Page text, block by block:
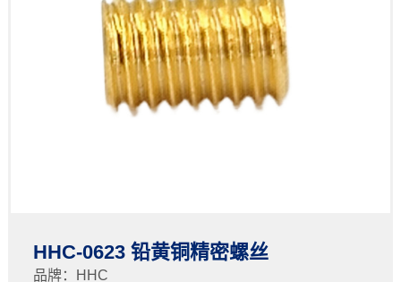
HHC-0623 铅黄铜精密螺丝
品牌：HHC